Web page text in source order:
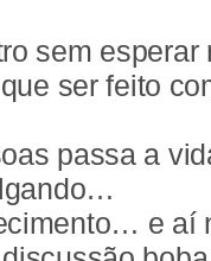
sem esperar
ser feito
passa a
e aí